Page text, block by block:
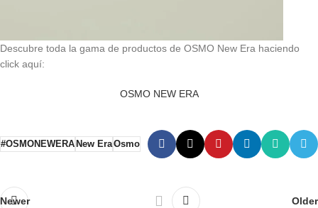
Descubre toda la gama de productos de OSMO New Era haciendo
click aquí:
OSMO NEW ERA
#OSMONEWERANew EraOsmo
Newer Older